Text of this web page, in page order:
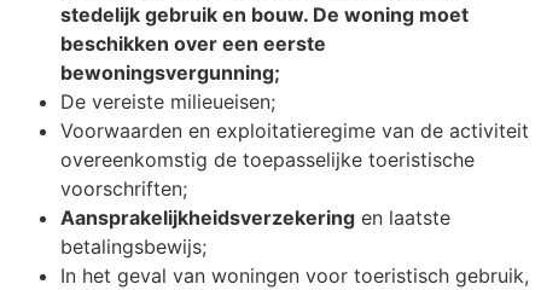
stedelijk gebruik en bouw. De woning moet
beschikken over een eerste
bewoningsvergunning;
De vereiste milieueisen;
Voorwaarden en exploitatieregime van de activiteit
overeenkomstig de toepasselijke toeristische
voorschriften;
Aansprakelijkheidsverzekering en laatste
betalingsbewijs;
In het geval van woningen voor toeristisch gebruik,